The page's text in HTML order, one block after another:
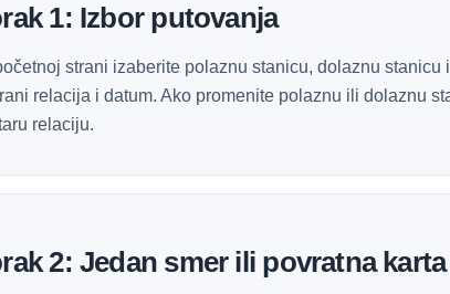
1: Izbor putovanja
strani izaberite polaznu stanicu, dolaznu
relacija i datum. Ako promenite polaznu ili dolaznu
relaciju.
2: Jedan smer ili povratna karta